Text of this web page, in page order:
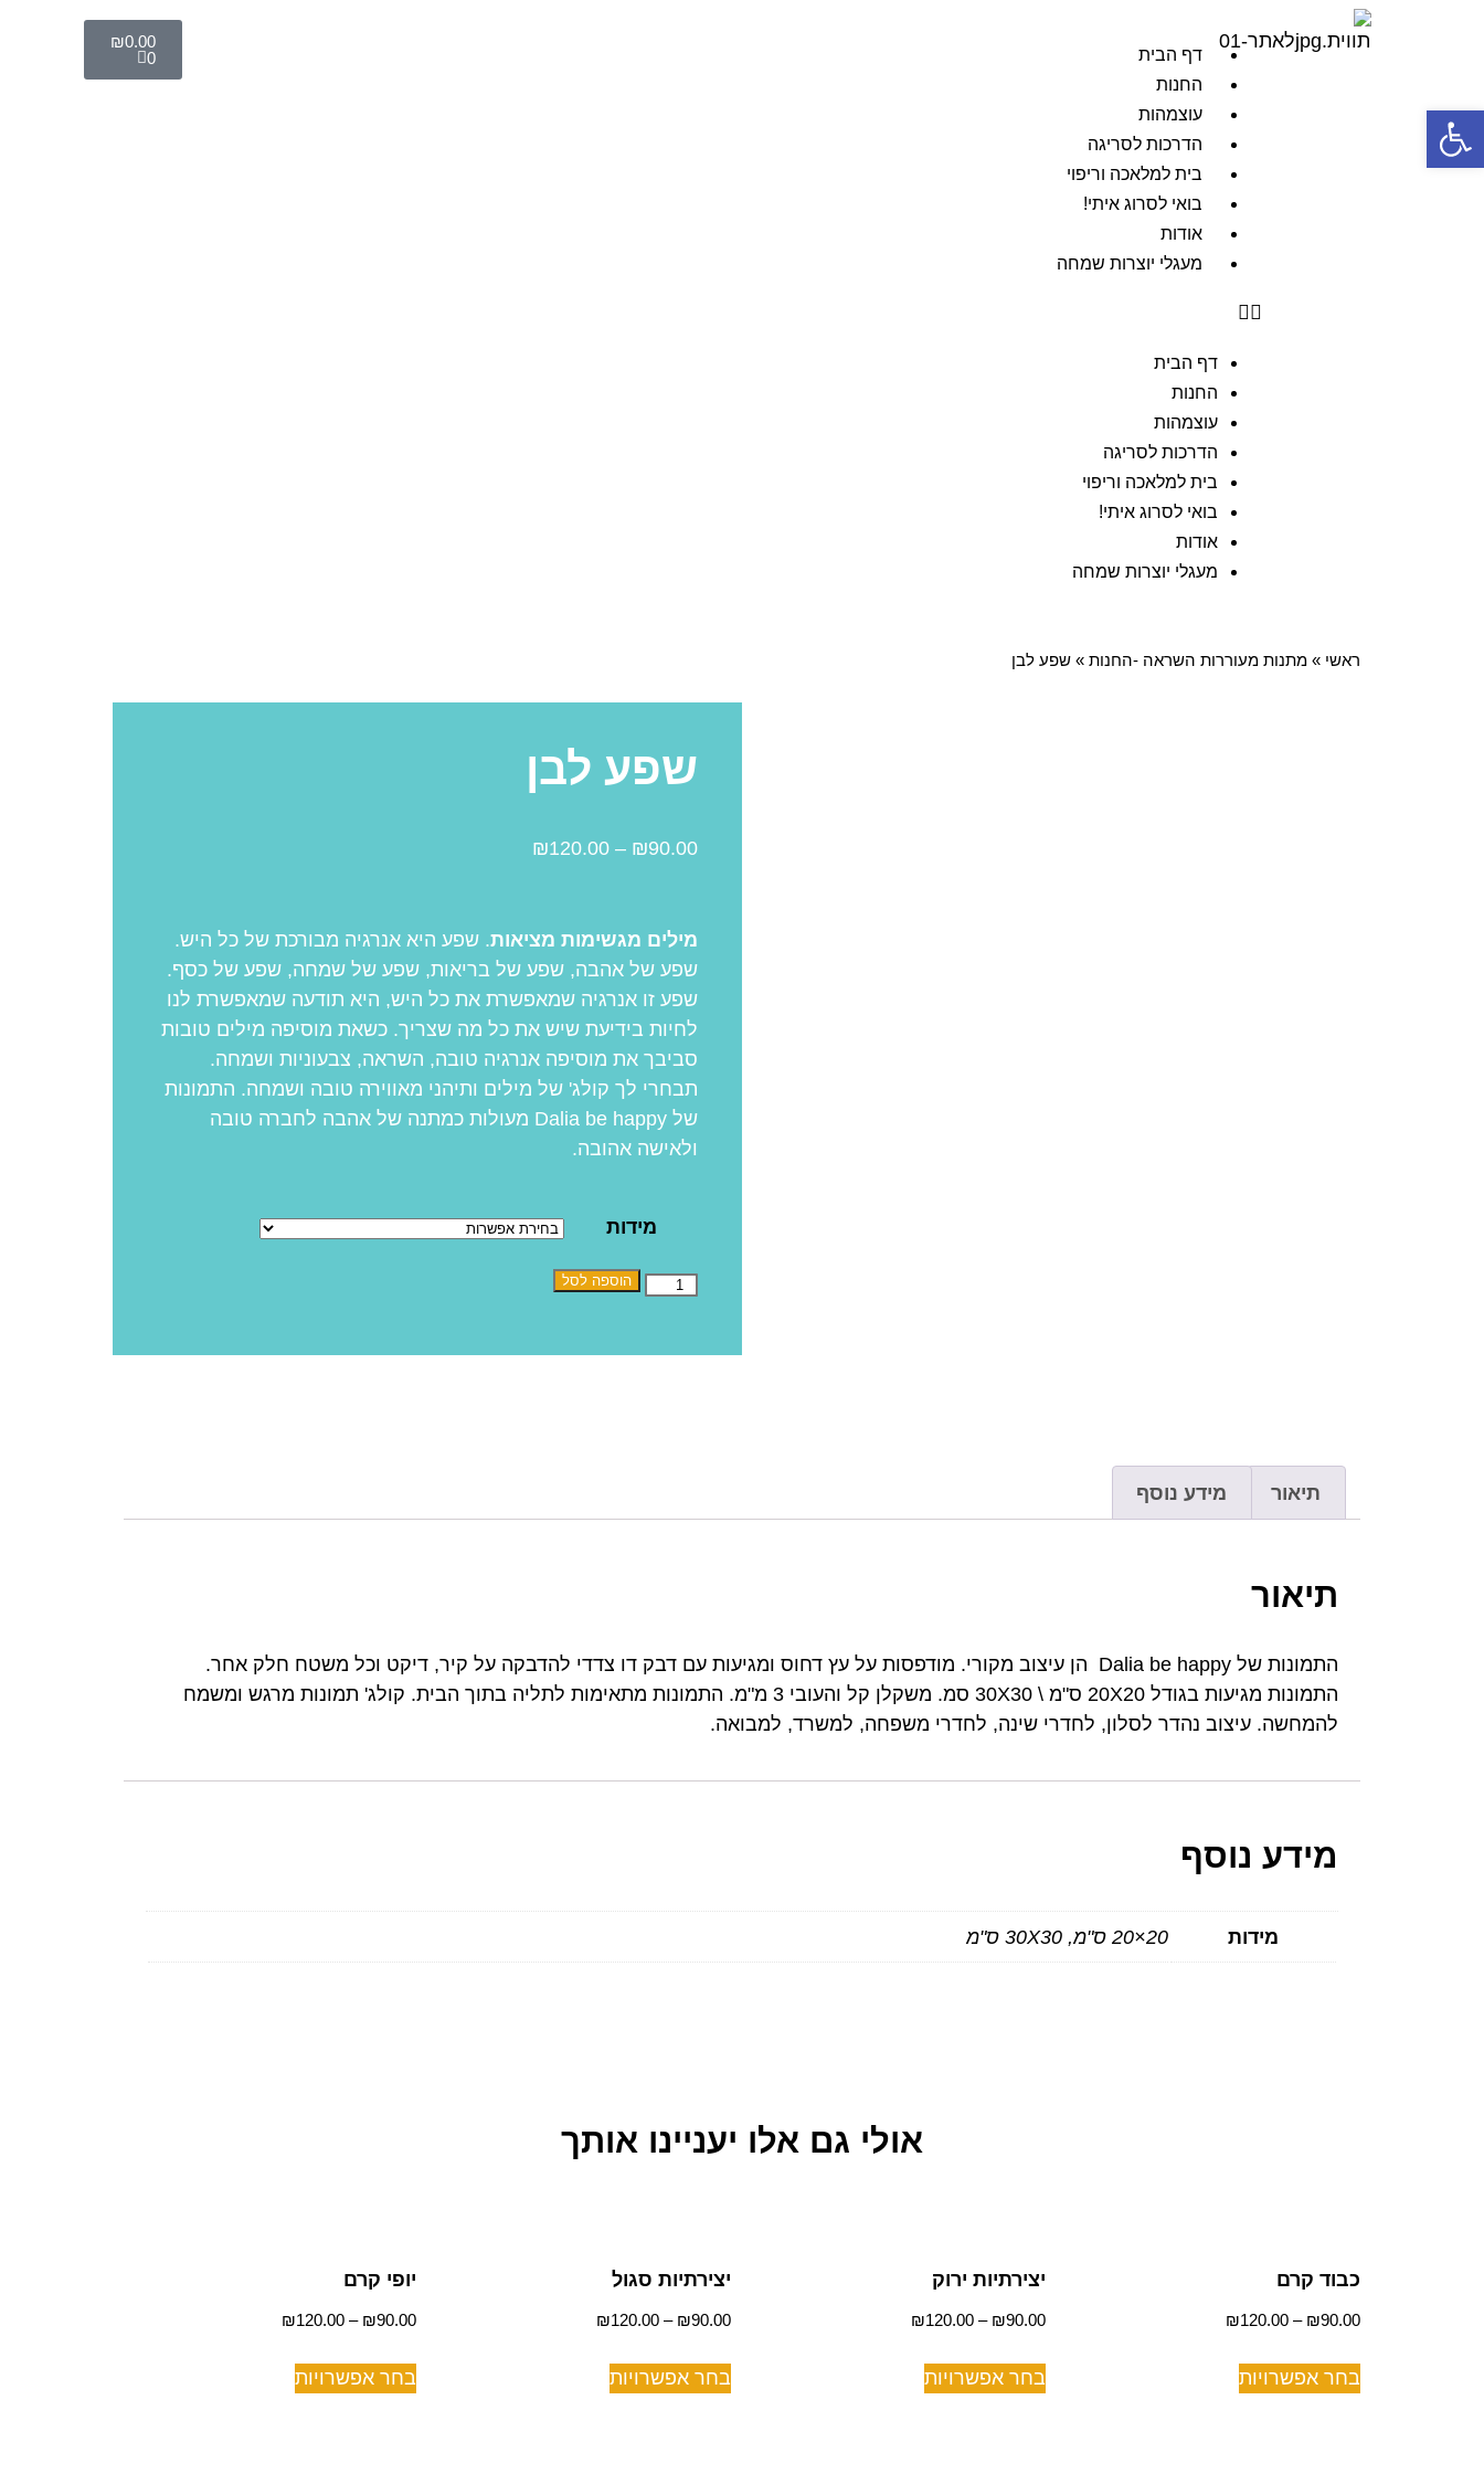
דף הבית
החנות
עוצמהות
הדרכות לסריגה
בית למלאכה וריפוי
בואי לסרוג איתי!
אודות
מעגלי יוצרות שמחה
דף הבית
החנות
עוצמהות
הדרכות לסריגה
בית למלאכה וריפוי
בואי לסרוג איתי!
אודות
מעגלי יוצרות שמחה
₪0.00
0
ראשי » מתנות מעוררות השראה -החנות » שפע לבן
שפע לבן
₪90.00
–
₪120.00
מילים מגשימות מציאות. שפע היא אנרגיה מבורכת של כל היש.
שפע של אהבה, שפע של בריאות, שפע של שמחה, שפע של כסף.
שפע זו אנרגיה שמאפשרת את כל היש, היא תודעה שמאפשרת לנו
לחיות בידיעת שיש את כל מה שצריך. כשאת מוסיפה מילים טובות
סביבך את מוסיפה אנרגיה טובה, השראה, צבעוניות ושמחה.
תבחרי לך קולג' של מילים ותיהני מאווירה טובה ושמחה. התמונות
של Dalia be happy מעולות כמתנה של אהבה לחברה טובה
ולאישה אהובה.
מידות
הוספה לסל
תיאור מידע נוסף
תיאור
התמונות של Dalia be happy הן עיצוב מקורי. מודפסות על עץ דחוס ומגיעות עם דבק דו צדדי להדבקה על קיר, דיקט וכל משטח חלק אחר.
התמונות מגיעות בגודל 20X20 ס"מ \ 30X30 סמ. משקלן קל והעובי 3 מ"מ. התמונות מתאימות לתליה בתוך הבית. קולג' תמונות מרגש ומשמח
להמחשה. עיצוב נהדר לסלון, לחדרי שינה, לחדרי משפחה, למשרד, למבואה.
מידע נוסף
מידות 20×20 ס"מ, 30X30 ס"מ
אולי גם אלו יעניינו אותך
כבוד קרם
₪90.00
–
₪120.00
בחר אפשרויות
יצירתיות ירוק
₪90.00
–
₪120.00
בחר אפשרויות
יצירתיות סגול
₪90.00
–
₪120.00
בחר אפשרויות
יופי קרם
₪90.00
–
₪120.00
בחר אפשרויות
פתח סרגל נגישות